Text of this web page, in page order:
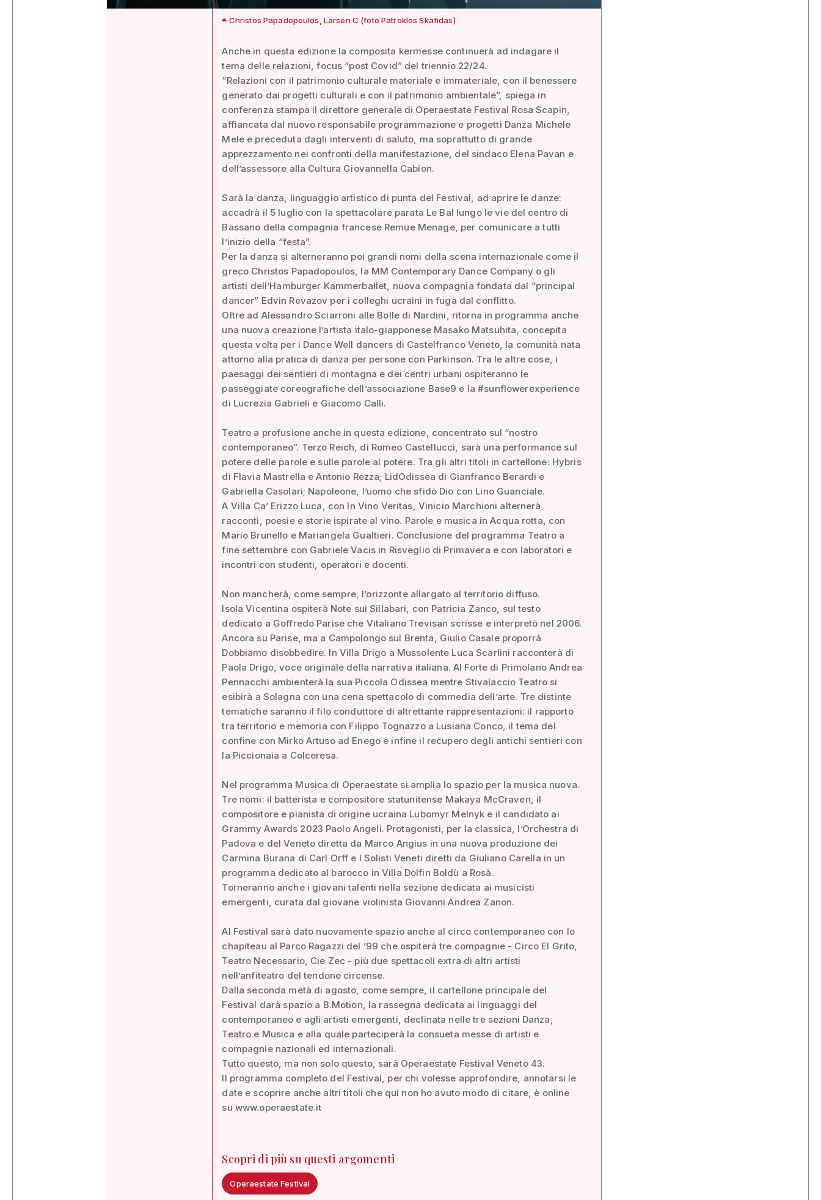
Christos Papadopoulos, Larsen C (foto Patroklos Skafidas)
Anche in questa edizione la composita kermesse continuerà ad indagare il
tema delle relazioni, focus “post Covid” del triennio 22/24.
“Relazioni con il patrimonio culturale materiale e immateriale, con il benessere
generato dai progetti culturali e con il patrimonio ambientale”, spiega in
conferenza stampa il direttore generale di Operaestate Festival Rosa Scapin,
affiancata dal nuovo responsabile programmazione e progetti Danza Michele
Mele e preceduta dagli interventi di saluto, ma soprattutto di grande
apprezzamento nei confronti della manifestazione, del sindaco Elena Pavan e
dell’assessore alla Cultura Giovannella Cabion.
Sarà la danza, linguaggio artistico di punta del Festival, ad aprire le danze:
accadrà il 5 luglio con la spettacolare parata Le Bal lungo le vie del centro di
Bassano della compagnia francese Remue Menage, per comunicare a tutti
l’inizio della “festa”.
Per la danza si alterneranno poi grandi nomi della scena internazionale come il
greco Christos Papadopoulos, la MM Contemporary Dance Company o gli
artisti dell’Hamburger Kammerballet, nuova compagnia fondata dal “principal
dancer” Edvin Revazov per i colleghi ucraini in fuga dal conflitto.
Oltre ad Alessandro Sciarroni alle Bolle di Nardini, ritorna in programma anche
una nuova creazione l’artista italo-giapponese Masako Matsuhita, concepita
questa volta per i Dance Well dancers di Castelfranco Veneto, la comunità nata
attorno alla pratica di danza per persone con Parkinson. Tra le altre cose, i
paesaggi dei sentieri di montagna e dei centri urbani ospiteranno le
passeggiate coreografiche dell’associazione Base9 e la #sunflowerexperience
di Lucrezia Gabrieli e Giacomo Calli.
Teatro a profusione anche in questa edizione, concentrato sul “nostro
contemporaneo”. Terzo Reich, di Romeo Castellucci, sarà una performance sul
potere delle parole e sulle parole al potere. Tra gli altri titoli in cartellone: Hybris
di Flavia Mastrella e Antonio Rezza; LidOdissea di Gianfranco Berardi e
Gabriella Casolari; Napoleone, l’uomo che sfidò Dio con Lino Guanciale.
A Villa Ca’ Erizzo Luca, con In Vino Veritas, Vinicio Marchioni alternerà
racconti, poesie e storie ispirate al vino. Parole e musica in Acqua rotta, con
Mario Brunello e Mariangela Gualtieri. Conclusione del programma Teatro a
fine settembre con Gabriele Vacis in Risveglio di Primavera e con laboratori e
incontri con studenti, operatori e docenti.
Non mancherà, come sempre, l’orizzonte allargato al territorio diffuso.
Isola Vicentina ospiterà Note sui Sillabari, con Patricia Zanco, sul testo
dedicato a Goffredo Parise che Vitaliano Trevisan scrisse e interpretò nel 2006.
Ancora su Parise, ma a Campolongo sul Brenta, Giulio Casale proporrà
Dobbiamo disobbedire. In Villa Drigo a Mussolente Luca Scarlini racconterà di
Paola Drigo, voce originale della narrativa italiana. Al Forte di Primolano Andrea
Pennacchi ambienterà la sua Piccola Odissea mentre Stivalaccio Teatro si
esibirà a Solagna con una cena spettacolo di commedia dell’arte. Tre distinte
tematiche saranno il filo conduttore di altrettante rappresentazioni: il rapporto
tra territorio e memoria con Filippo Tognazzo a Lusiana Conco, il tema del
confine con Mirko Artuso ad Enego e infine il recupero degli antichi sentieri con
la Piccionaia a Colceresa.
Nel programma Musica di Operaestate si amplia lo spazio per la musica nuova.
Tre nomi: il batterista e compositore statunitense Makaya McCraven, il
compositore e pianista di origine ucraina Lubomyr Melnyk e il candidato ai
Grammy Awards 2023 Paolo Angeli. Protagonisti, per la classica, l’Orchestra di
Padova e del Veneto diretta da Marco Angius in una nuova produzione dei
Carmina Burana di Carl Orff e I Solisti Veneti diretti da Giuliano Carella in un
programma dedicato al barocco in Villa Dolfin Boldù a Rosà.
Torneranno anche i giovani talenti nella sezione dedicata ai musicisti
emergenti, curata dal giovane violinista Giovanni Andrea Zanon.
Al Festival sarà dato nuovamente spazio anche al circo contemporaneo con lo
chapiteau al Parco Ragazzi del ’99 che ospiterà tre compagnie - Circo El Grito,
Teatro Necessario, Cie Zec - più due spettacoli extra di altri artisti
nell’anfiteatro del tendone circense.
Dalla seconda metà di agosto, come sempre, il cartellone principale del
Festival darà spazio a B.Motion, la rassegna dedicata ai linguaggi del
contemporaneo e agli artisti emergenti, declinata nelle tre sezioni Danza,
Teatro e Musica e alla quale parteciperà la consueta messe di artisti e
compagnie nazionali ed internazionali.
Tutto questo, ma non solo questo, sarà Operaestate Festival Veneto 43.
Il programma completo del Festival, per chi volesse approfondire, annotarsi le
date e scoprire anche altri titoli che qui non ho avuto modo di citare, è online
su www.operaestate.it
Scopri di più su questi argomenti
Operaestate Festival